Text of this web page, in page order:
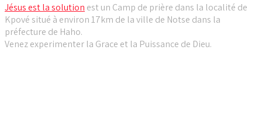
Jésus est la solution est un Camp de prière dans la localité de
Kpové situé à environ 17km de la ville de Notse dans la
préfecture de Haho.
Venez experimenter la Grace et la Puissance de Dieu.